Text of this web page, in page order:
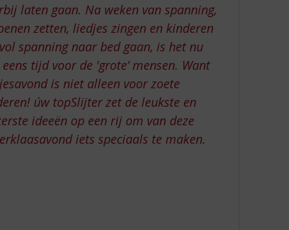
laten gaan. Na weken van spanning,
zetten, liedjes zingen en kinderen
spanning naar bed gaan, is het nu
tijd voor de 'grote’ mensen. Want
is niet alleen voor zoete
úw topSlijter zet de leukste en
ideeën op een rij om van deze
iets speciaals te maken.